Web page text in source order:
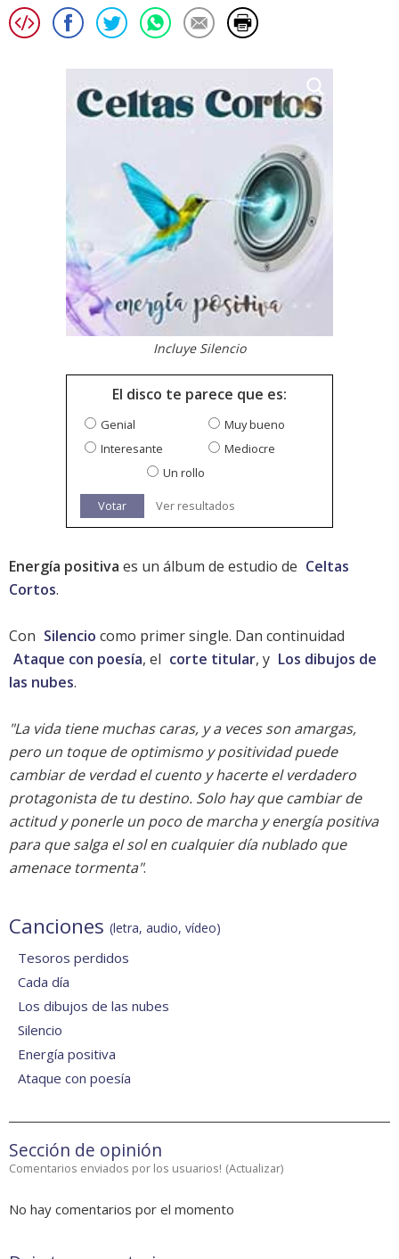
Incluye Silencio
El disco te parece que es:
Genial
Muy bueno
Interesante
Mediocre
Un rollo
Votar Ver resultados
Energía positiva es un álbum de estudio de Celtas
Cortos.
Con Silencio como primer single. Dan continuidad
Ataque con poesía, el corte titular, y Los dibujos de
las nubes.
"La vida tiene muchas caras, y a veces son amargas,
pero un toque de optimismo y positividad puede
cambiar de verdad el cuento y hacerte el verdadero
protagonista de tu destino. Solo hay que cambiar de
actitud y ponerle un poco de marcha y energía positiva
para que salga el sol en cualquier día nublado que
amenace tormenta".
Canciones (letra, audio, vídeo)
Tesoros perdidos
Cada día
Los dibujos de las nubes
Silencio
Energía positiva
Ataque con poesía
Sección de opinión
Comentarios enviados por los usuarios! (Actualizar)
No hay comentarios por el momento